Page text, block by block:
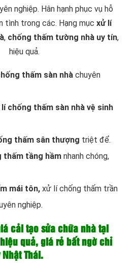
nghiệp. Hân hạnh phục vụ hỗ
tình trong các. Hạng mục xử lí
, chống thấm tường nhà uy tín,
hiệu quả.
thấm sàn nhà chuyên
chống thấm sàn nhà vệ sinh
thấm sân thượng triệt để.
thấm tầng hầm nhanh chóng,
mái tôn, xử lí chống thấm trần
nghiệp.
cải tạo sửa chữa nhà tại
quả, giá rẻ bất ngờ chỉ
Thái.